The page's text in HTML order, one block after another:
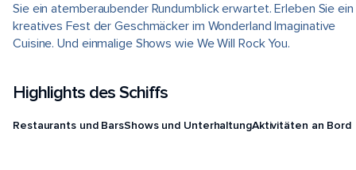
Sie ein atemberaubender Rundumblick erwartet. Erleben Sie ein
kreatives Fest der Geschmäcker im Wonderland Imaginative
Cuisine. Und einmalige Shows wie We Will Rock You.
Highlights des Schiffs
Restaurants und BarsShows und UnterhaltungAktivitäten an Bord